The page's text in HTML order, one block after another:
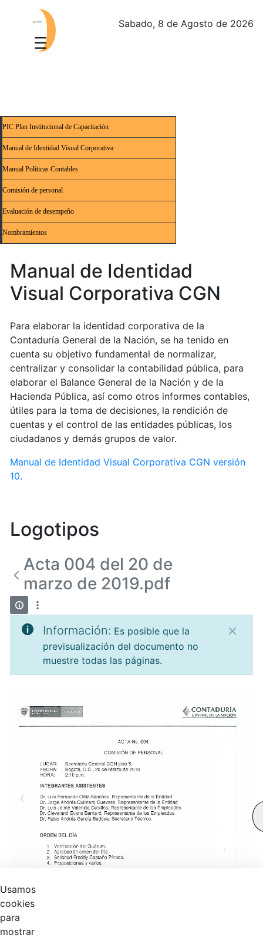
Sabado, 8 de Agosto de 2026
PIC Plan Institucional de Capacitación
Manual de Identidad Visual Corporativa
Manual Políticas Contables
Comisión de personal
Evaluación de desempeño
Nombramientos
Manual de Identidad
Visual Corporativa CGN
Para elaborar la identidad corporativa de la
Contaduría General de la Nación, se ha tenido en
cuenta su objetivo fundamental de normalizar,
centralizar y consolidar la contabilidad pública, para
elaborar el Balance General de la Nación y de la
Hacienda Pública, así como otros informes contables,
útiles para la toma de decisiones, la rendición de
cuentas y el control de las entidades públicas, los
ciudadanos y demás grupos de valor.
Manual de Identidad Visual Corporativa CGN versión
10.
Logotipos
Acta 004 del 20 de
marzo de 2019.pdf
Información: Es posible que la
previsualización del documento no
muestre todas las páginas.
Usamos
cookies
para
mostrar